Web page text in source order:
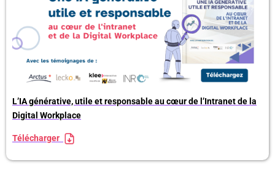
L’IA générative, utile et responsable au cœur de l’Intranet de la
Digital Workplace
Télécharger